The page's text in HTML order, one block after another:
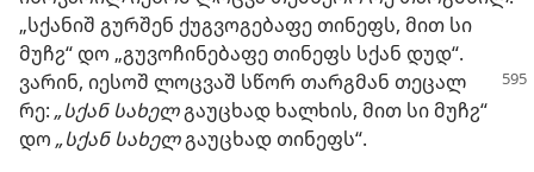
„სქანიშ გურშენ ქუგვოგებაფე თინეფს, მით სი
მუჩჷ“ დო „გუვოჩინებაფე თინეფს სქან დუდ“.
ვარინ, იესოშ ლოცვაშ სწორ თარგმან თეცალ
რე: „სქან სახელგაუცხად ხალხის, მით სი მუჩჷ“
დო „სქან სახელგაუცხად თინეფს“.